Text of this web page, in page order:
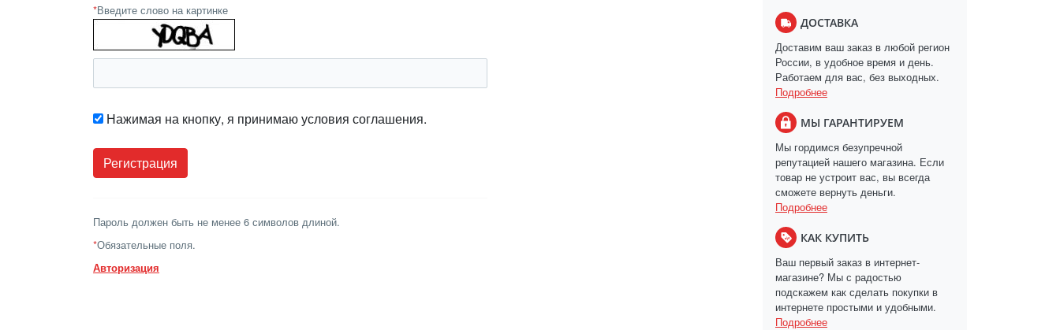
*Введите слово на картинке
Нажимая на кнопку, я принимаю условия соглашения.
Пароль должен быть не менее 6 символов длиной.
*Обязательные поля.
Авторизация
ДОСТАВКА
Доставим ваш заказ в любой регион
России, в удобное время и день.
Работаем для вас, без выходных.
Подробнее
МЫ ГАРАНТИРУЕМ
Мы гордимся безупречной
репутацией нашего магазина. Если
товар не устроит вас, вы всегда
сможете вернуть деньги.
Подробнее
КАК КУПИТЬ
Ваш первый заказ в интернет-
магазине? Мы с радостью
подскажем как сделать покупки в
интернете простыми и удобными.
Подробнее